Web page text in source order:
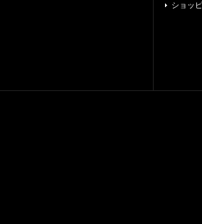
ショッ